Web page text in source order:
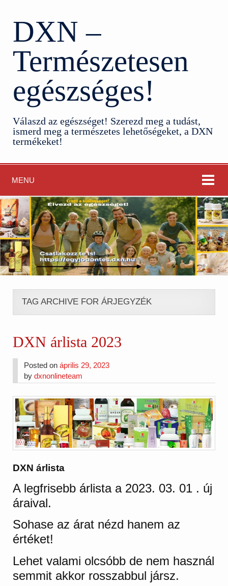
DXN –
Természetesen
egészséges!
Válaszd az egészséget! Szerezd meg a tudást,
ismerd meg a természetes lehetőségeket, a DXN
termékeket!
MENU
TAG ARCHIVE FOR ÁRJEGYZÉK
DXN árlista 2023
Posted onáprilis 29, 2023
bydxnonlineteam
DXN árlista
A legfrisebb árlista a 2023. 03. 01 . új
áraival.
Sohase az árat nézd hanem az
értéket!
Lehet valami olcsóbb de nem használ
semmit akkor rosszabbul jársz.